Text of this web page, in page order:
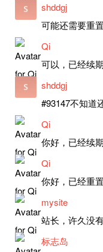
shddgj
可能还需要重
Qi
可以，已经续
shddgj
#93147不知道
Qi
你好，已经续
Qi
你好，已经重
mysite
标志岛